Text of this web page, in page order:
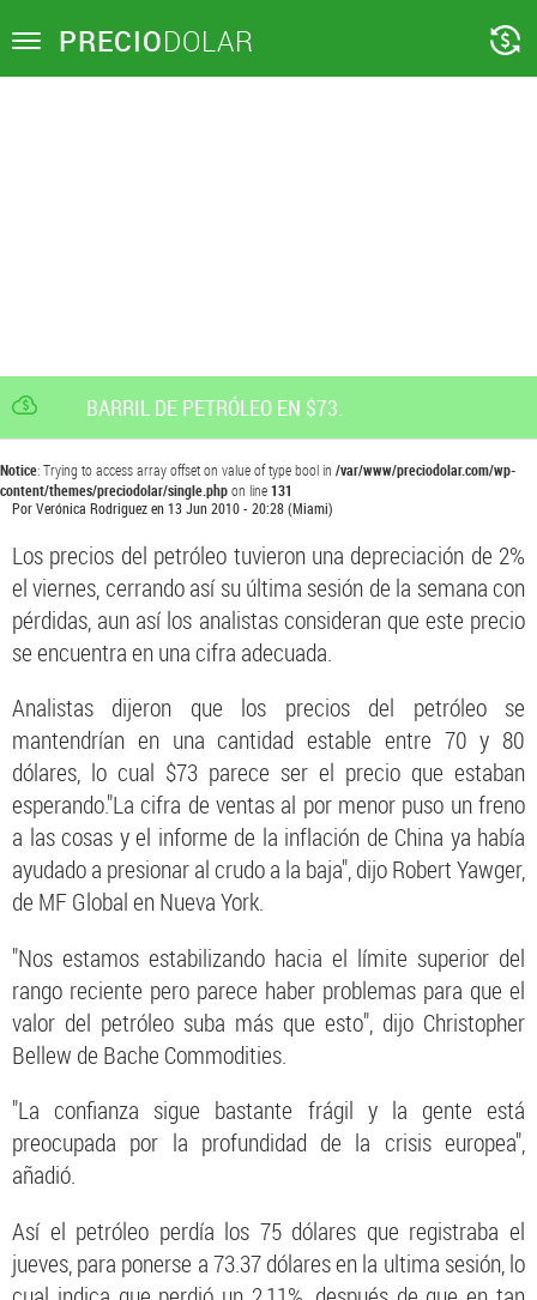
Toggle PRECIODOLAR
BARRIL DE PETRÓLEO EN $73.
Notice: Trying to access array offset on value of type bool in /var/www/preciodolar.com/wp-
content/themes/preciodolar/single.phpon line131
PorVerónica Rodriguezen13 Jun 2010 - 20:28(Miami)
Los precios del petróleo tuvieron una depreciación de 2%
el viernes, cerrando así su última sesión de la semana con
pérdidas, aun así los analistas consideran que este precio
se encuentra en una cifra adecuada.
Analistas dijeron que los precios del petróleo se
mantendrían en una cantidad estable entre 70 y 80
dólares, lo cual $73 parece ser el precio que estaban
esperando."La cifra de ventas al por menor puso un freno
a las cosas y el informe de la inflación de China ya había
ayudado a presionar al crudo a la baja", dijo Robert Yawger,
de MF Global en Nueva York.
"Nos estamos estabilizando hacia el límite superior del
rango reciente pero parece haber problemas para que el
valor del petróleo suba más que esto", dijo Christopher
Bellew de Bache Commodities.
"La confianza sigue bastante frágil y la gente está
preocupada por la profundidad de la crisis europea",
añadió.
Así el petróleo perdía los 75 dólares que registraba el
jueves, para ponerse a 73.37 dólares en la ultima sesión, lo